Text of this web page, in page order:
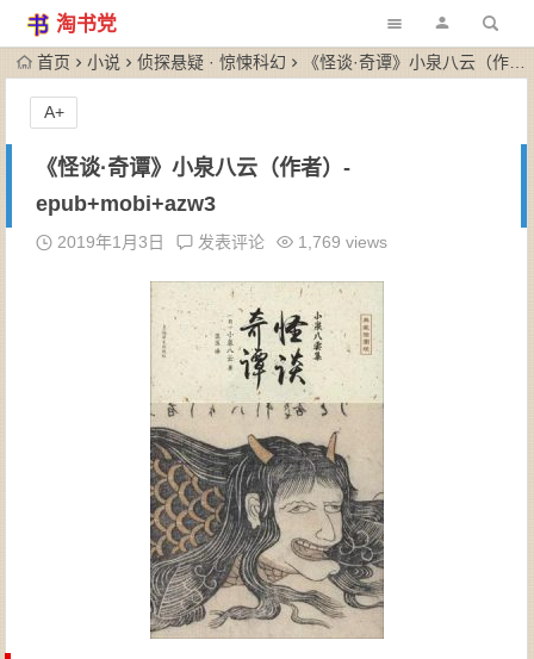
淘书党
首页 小说 侦探悬疑 · 惊悚科幻 《怪谈·奇谭》小泉八云（作者）-epub+mobi+azw3
《怪谈·奇谭》小泉八云（作者）-
epub+mobi+azw3
2019年1月3日 发表评论 1,769 views
A+